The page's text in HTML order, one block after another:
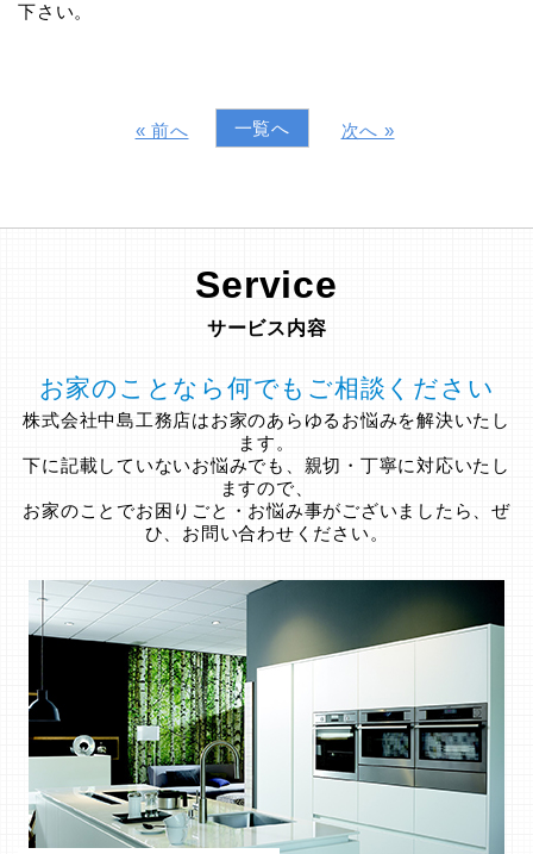
下さい。
« 前へ 一覧へ 次へ »
Service
サービス内容
お家のことなら何でもご相談ください
株式会社中島工務店はお家のあらゆるお悩みを解決いたし
ます。
下に記載していないお悩みでも、親切・丁寧に対応いたし
ますので、
お家のことでお困りごと・お悩み事がございましたら、ぜ
ひ、お問い合わせください。